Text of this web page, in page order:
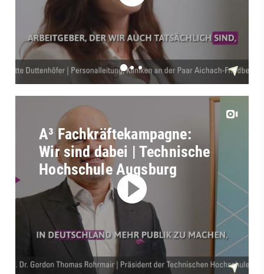
A³ Fachkräftekampagne:
Wir sind dabei | Technische
Hochschule Augsburg